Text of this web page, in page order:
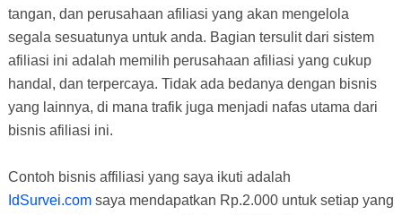
tangan, dan perusahaan afiliasi yang akan mengelola
segala sesuatunya untuk anda. Bagian tersulit dari sistem
afiliasi ini adalah memilih perusahaan afiliasi yang cukup
handal, dan terpercaya. Tidak ada bedanya dengan bisnis
yang lainnya, di mana trafik juga menjadi nafas utama dari
bisnis afiliasi ini.
Contoh bisnis affiliasi yang saya ikuti adalah
IdSurvei.comsaya mendapatkan Rp.2.000 untuk setiap yang